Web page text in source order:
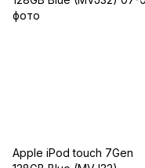
Apple iPod touch 7Gen